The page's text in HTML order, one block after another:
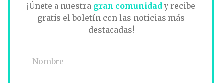
¡Únete a nuestra gran comunidad y recibe
gratis el boletín con las noticias más
destacadas!